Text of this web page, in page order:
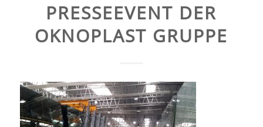
PRESSEEVENT DER
OKNOPLAST GRUPPE